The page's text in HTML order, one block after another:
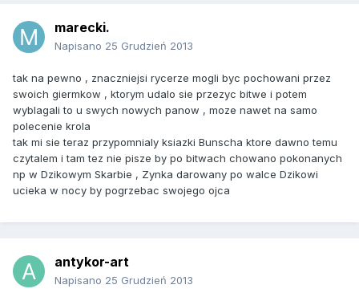
marecki.
Napisano 25 Grudzień 2013
tak na pewno , znaczniejsi rycerze mogli byc pochowani przez
swoich giermkow , ktorym udalo sie przezyc bitwe i potem
wyblagali to u swych nowych panow , moze nawet na samo
polecenie krola
tak mi sie teraz przypomnialy ksiazki Bunscha ktore dawno temu
czytalem i tam tez nie pisze by po bitwach chowano pokonanych
np w Dzikowym Skarbie , Zynka darowany po walce Dzikowi
ucieka w nocy by pogrzebac swojego ojca
antykor-art
Napisano 25 Grudzień 2013